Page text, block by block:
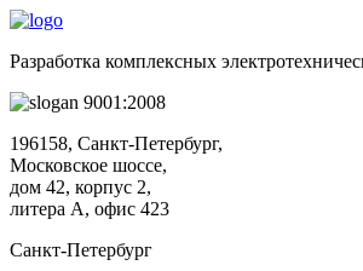
Разработка комплексных
9001:2008
196158, Санкт-Петербург,
Московское шоссе,
дом 42, корпус 2,
литера А, офис 423
Санкт-Петербург